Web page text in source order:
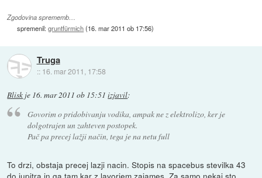
Zgodovina sprememb…
spremenil:gruntfürmich(16. mar 2011 ob 17:56)
Truga
:: 16. mar 2011, 17:58
Blisk je 16. mar 2011 ob 15:51 izjavil:
Govorim o pridobivanju vodika, ampak ne z elektrolizo, ker je
dolgotrajen un zahteven postopek.
Pač pa precej lažji način, tega je na netu full
To drzi, obstaja precej lazji nacin. Stopis na spacebus stevilka 43